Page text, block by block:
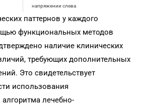
напряжении слева
паттернов у каждого
функциональных методов
наличие клинических
требующих дополнительных
Это свидетельствует
использования
лечебно-